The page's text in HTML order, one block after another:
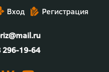
Вход Регистрация
296-19-64